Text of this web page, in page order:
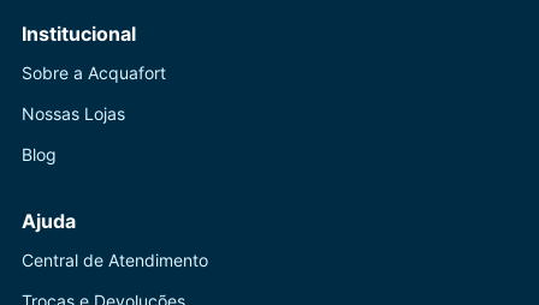
Institucional
Sobre a Acquafort
Nossas Lojas
Blog
Ajuda
Central de Atendimento
Trocas e Devoluções